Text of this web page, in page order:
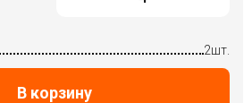
2шт.
В корзину